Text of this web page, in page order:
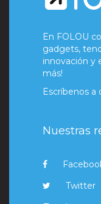
En FOLOU
gadgets,
innovación y
más!
Escríbenos a
Nuestras
Twitter